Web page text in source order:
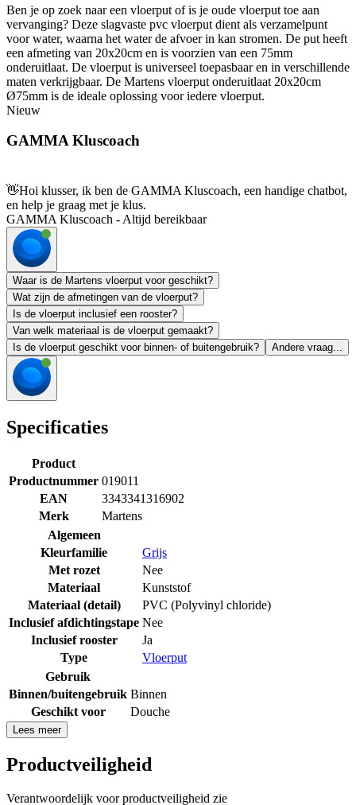
Ben je op zoek naar een vloerput of is je oude vloerput toe aan
vervanging? Deze slagvaste pvc vloerput dient als verzamelpunt
voor water, waarna het water de afvoer in kan stromen. De put heeft
een afmeting van 20x20cm en is voorzien van een 75mm
onderuitlaat. De vloerput is universeel toepasbaar en in verschillende
maten verkrijgbaar. De Martens vloerput onderuitlaat 20x20cm
Ø75mm is de ideale oplossing voor iedere vloerput.
Nieuw
GAMMA Kluscoach
👋Hoi klusser, ik ben de GAMMA Kluscoach, een handige chatbot,
en help je graag met je klus.
GAMMA Kluscoach - Altijd bereikbaar
Waar is de Martens vloerput voor geschikt?
Wat zijn de afmetingen van de vloerput?
Is de vloerput inclusief een rooster?
Van welk materiaal is de vloerput gemaakt?
Is de vloerput geschikt voor binnen- of buitengebruik?
Andere vraag...
Specificaties
Product
Productnummer 019011
EAN
3343341316902
Merk
Martens
Algemeen
Kleurfamilie
Grijs
Met rozet
Nee
Materiaal
Kunststof
Materiaal (detail)
PVC (Polyvinyl chloride)
Inclusief afdichtingstape Nee
Inclusief rooster
Ja
Type
Vloerput
Gebruik
Binnen/buitengebruik Binnen
Geschikt voor
Douche
Lees meer
Productveiligheid
Verantwoordelijk voor productveiligheid zie